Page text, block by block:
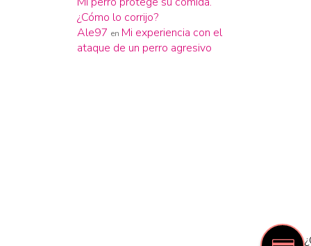
¿Cómo lo corrijo?
Ale97 en Mi experiencia con el
ataque de un perro agresivo